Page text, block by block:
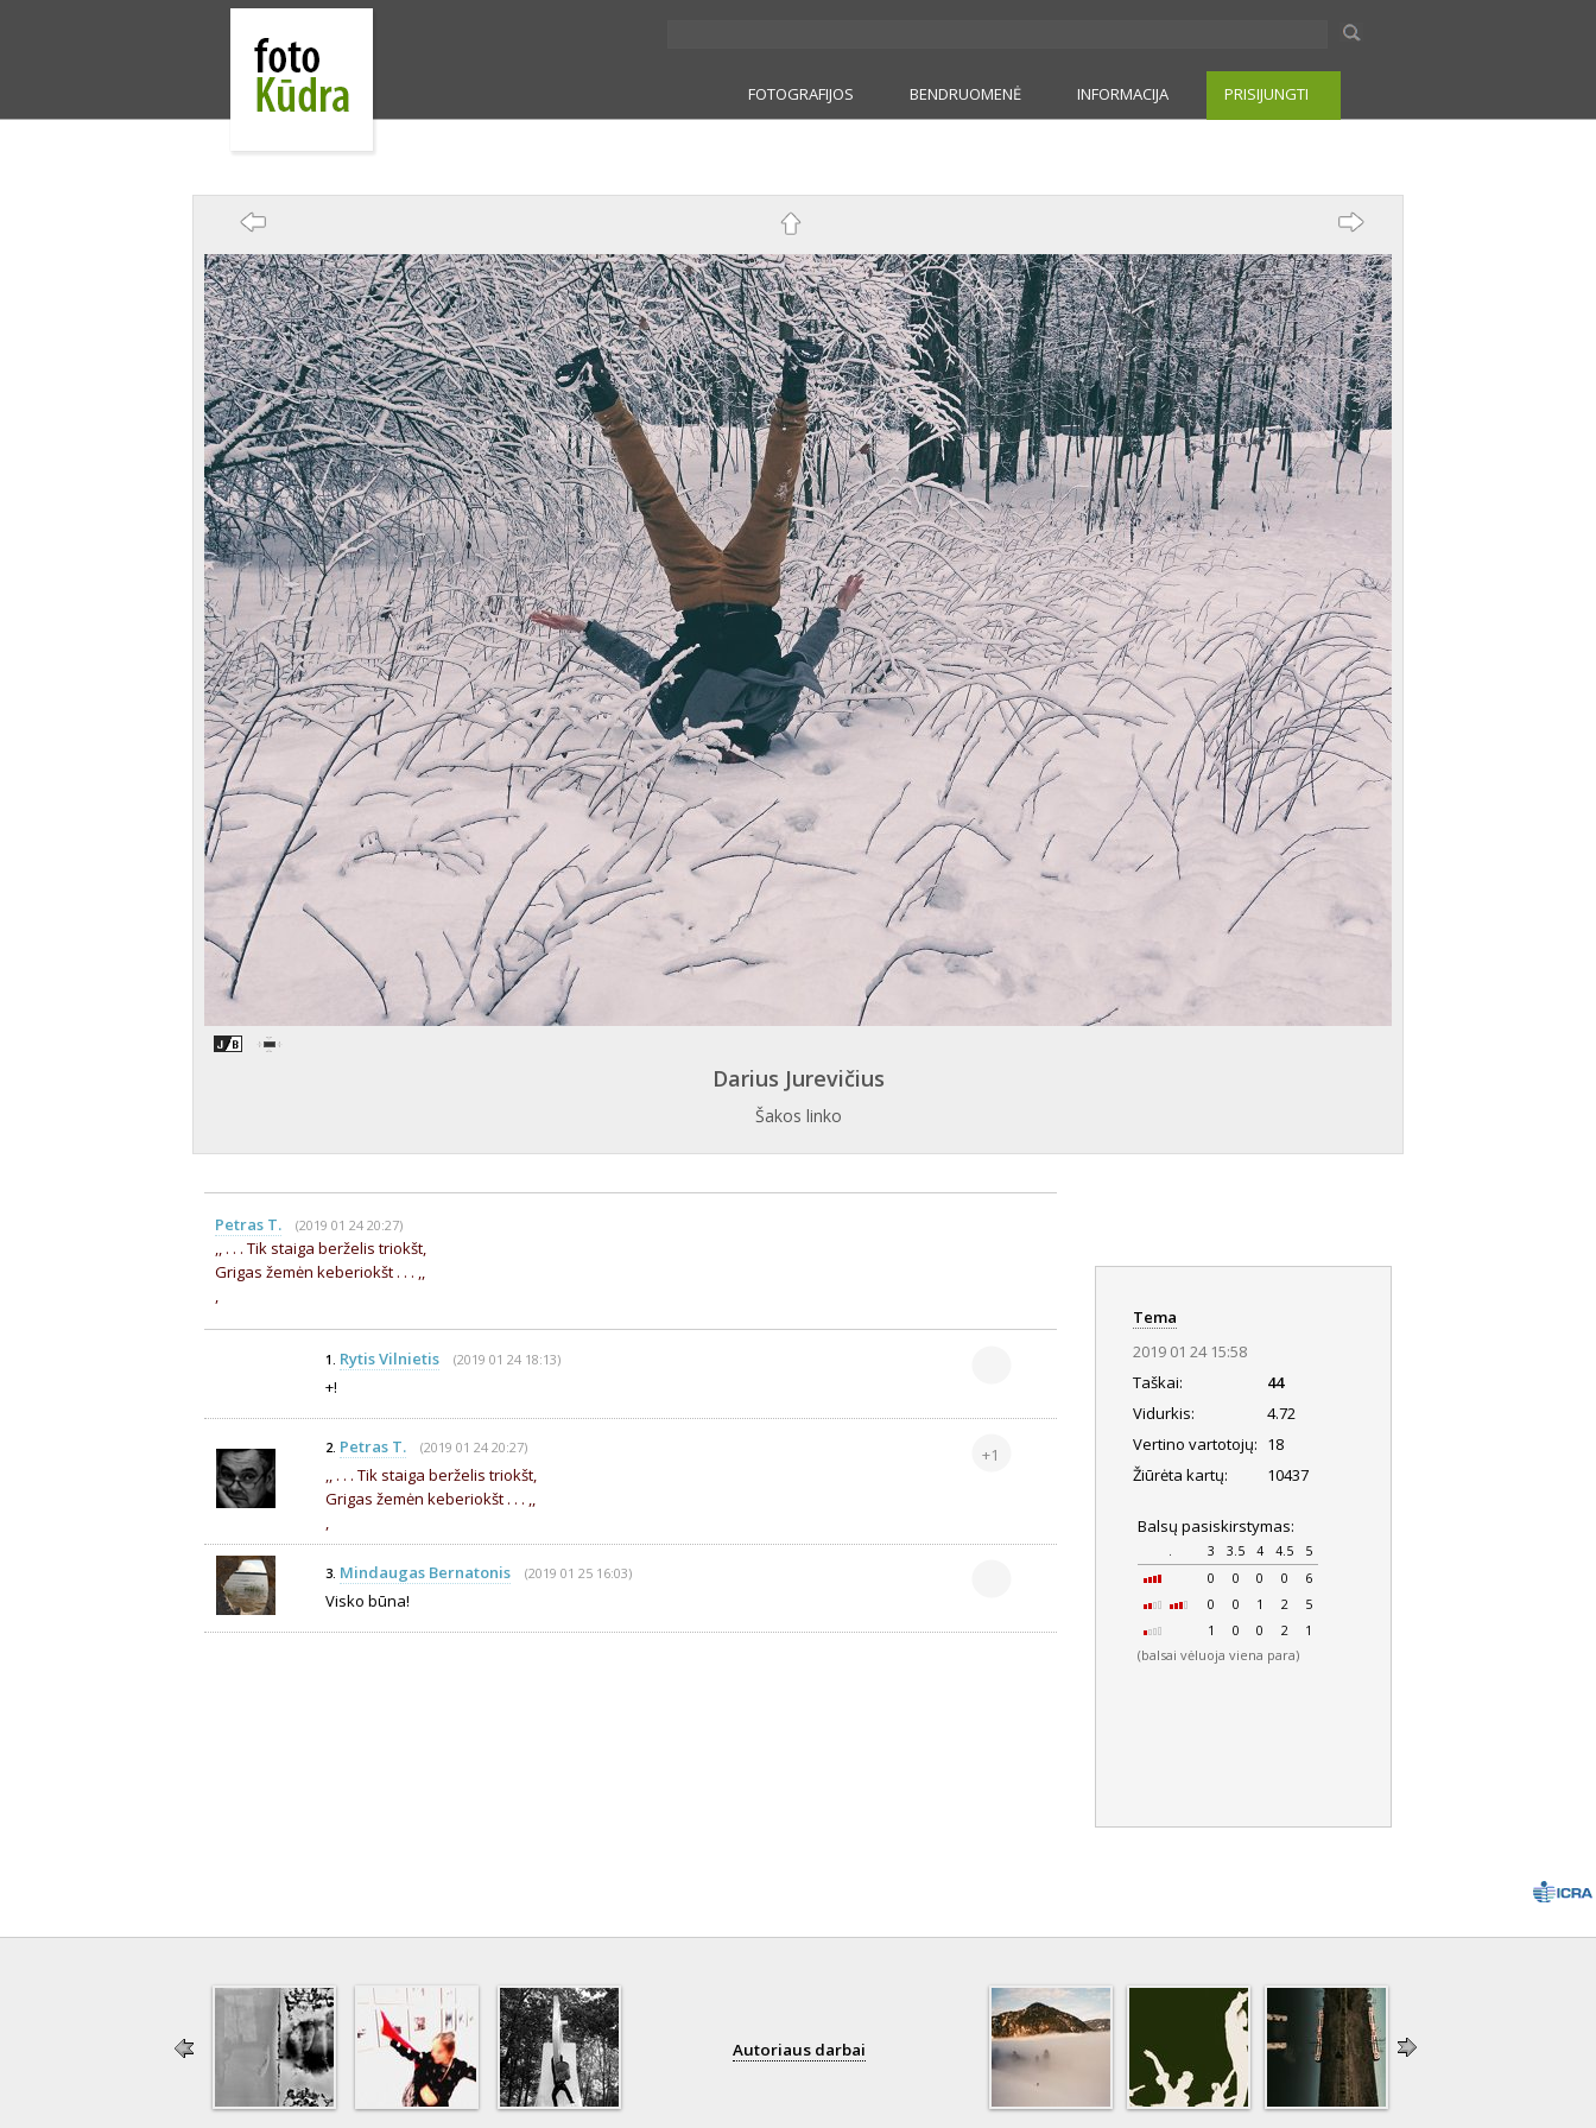
FOTOGRAFIJOS BENDRUOMENĖ INFORMACIJA PRISIJUNGTI
Darius Jurevičius
Šakos linko
Petras T. (2019 01 24 20:27)
,, . . . Tik staiga berželis triokšt,
Grigas žemėn keberiokšt . . . ,,
,
1. Rytis Vilnietis (2019 01 24 18:13)
+!
2. Petras T. (2019 01 24 20:27)
,, . . . Tik staiga berželis triokšt,
Grigas žemėn keberiokšt . . . ,,
,
+1
3. Mindaugas Bernatonis (2019 01 25 16:03)
Visko būna!
Tema
2019 01 24 15:58
Taškai:
44
Vidurkis:
4.72
Vertino vartotojų: 18
Žiūrėta kartų:
10437
Balsų pasiskirstymas:
. 3 3.5 4 4.5
5
0
0 0 0
6
0
0 1 2
5
1
0 0 2 1
(balsai vėluoja viena para)
Autoriaus darbai